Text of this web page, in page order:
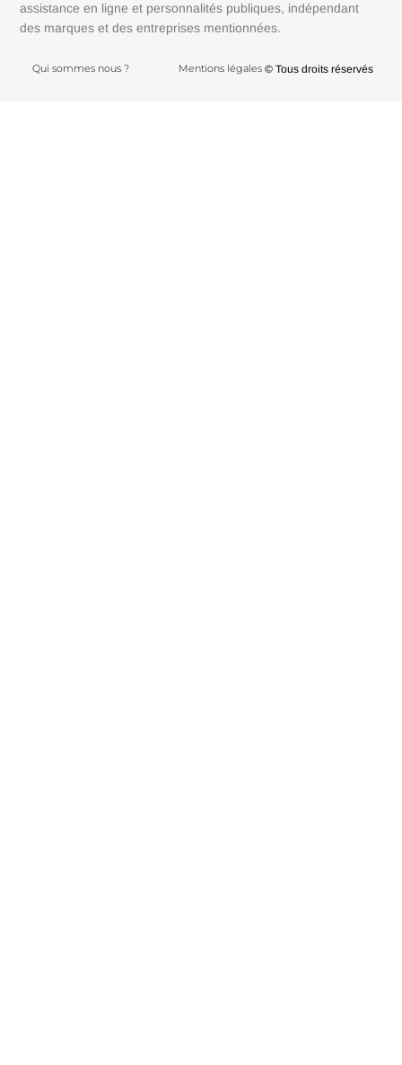
assistance en ligne et personnalités publiques, indépendant
des marques et des entreprises mentionnées.
Qui sommes nous ? Mentions légales © Tous droits réservés